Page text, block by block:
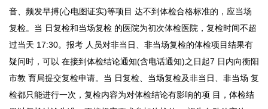
音、频发早搏(心电图证实)等项目 达不到体检合格标准的，应当场
复检。当 日复检和当场复检 的医院为初次体检医院，复检时间不超
过当天 17:30。报考 人员对非当日、非当场复检的体检项目结果有
疑问时，可以 在接到体检结论通知(含电话通知)之日起7 日内向衡阳
市教 育局提交复检申请。当 日复检、当场复检及非当日、非当场 复
检都只能进行一次，复检内容为对体检结论有影响的项 目，体检结